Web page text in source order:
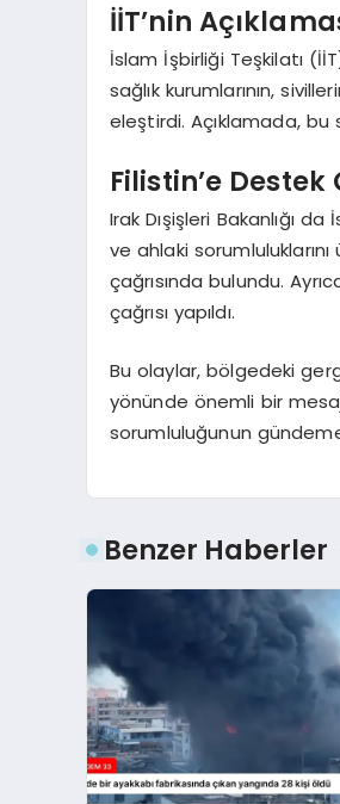
İİT’nin
İslam İşbirliği Teşkilatı
sağlık kurumlarının,
eleştirdi. Açıklamada, bu
Filistin’e Destek
Irak Dışişleri Bakanlığı
ve ahlaki
çağrısında bulundu.
çağrısı yapıldı.
Bu olaylar, bölgedeki
yönünde önemli bir
sorumluluğunun
Benzer Haberler